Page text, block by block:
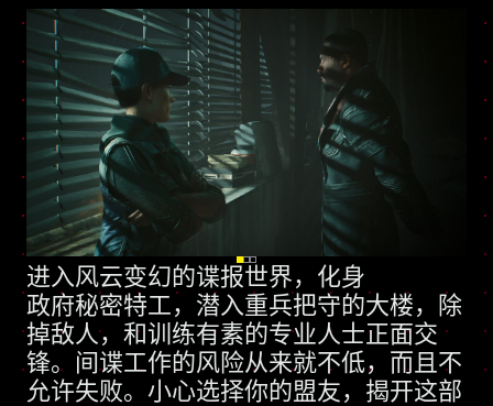
进入风云变幻的谍报世界，化身
政府秘密特工 ，潜入重兵把守的大楼，除
掉敌人，和训练有素的专业人士正面交
锋。间谍工作的风险从来就不低，而且不
允许失败。小心选择你的盟友，揭开这部
动辄诉诸武力的民兵组织
全新技能树